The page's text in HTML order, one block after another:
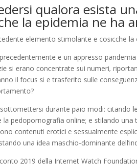
qualora esista
la epidemia ne ha
elemento stimolante e cosicche
precedentemente e un appresso
si erano concentrate sui numeri,
il focus si e trasferito sulle
durante paio modi: citando
la pedopornografia online; e stilando
contenuti erotici e sessualmente
una idea maschio-dominante
2019 della Internet Watch